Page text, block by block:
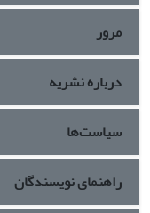
مرور
درباره نشریه
سیاست‌ها
راهنمای نویسندگان